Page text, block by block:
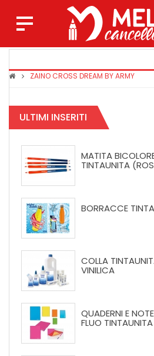
ZAINO CROSS DREAM BY ARMY
ULTIMI INSERITI
MATITA
TINTAUNITA
BORRACCE
COLLA
VINILICA
QUADERNI E
FLUO TINTAUNITA